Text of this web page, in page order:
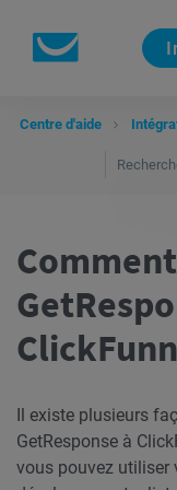
Centre d'aide
Il existe plusieurs
GetResponse à
vous pouvez utiliser